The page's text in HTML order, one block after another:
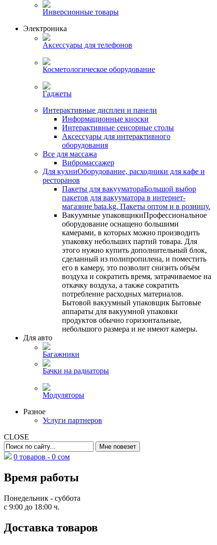
Инверсионные товары
Электроника
Аксессуары для телефонов
Косметологическое оборудование
Гаджеты
Интерактивные дисплеи и панели
Информационные киоски
Интерактивные сенсорные столы
Аксессуары для интерактивного
оборудования
Все для массажа
Вибромассажер
Для кухниОборудование, расходники для кафе и
ресторанов
Пакеты для вакууматораБольшой выбор
пакетов для вакууматора в интернет-
магазине bata.kg. Пакеты оптом и в розницу.
Вакуумные упаковщикиПрофессиональное
оборудование оснащено большими
камерами, в которых можно производить
упаковку небольших партий товара. Для
этого нужно купить дополнительный блок,
сделанный из полипропилена, и поместить
его в камеру, это позволит снизить объём
воздуха и сократить время, затрачиваемое на
откачку воздуха, а также сократить
потребление расходных материалов.
Бытовой вакуумный упаковщик Бытовые
аппараты для вакуумной упаковки
продуктов обычно горизонтальные,
небольшого размера и не имеют камеры.
Для авто
Багажники
Бачки на радиаторы
Модуляторы
Разное
Услуги партнеров
CLOSE
0 товаров - 0 сом
Время работы
Понедельник - суббота
с 9:00 до 18:00 ч.
Доставка товаров